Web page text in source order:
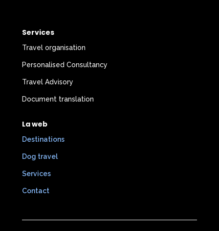
Services
Travel organisation
Personalised Consultancy
Travel Advisory
Document translation
La web
Destinations
Dog travel
Services
Contact